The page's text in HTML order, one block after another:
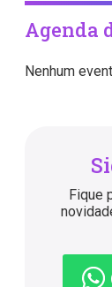
Agenda
Nenhum
Fique